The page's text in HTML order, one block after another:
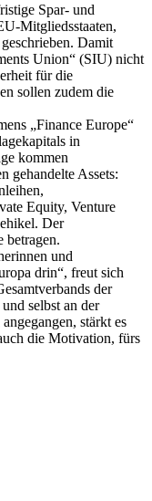
Spar- und
Mitgliedsstaaten,
Damit
Union“ (SIU) nicht
für die
sollen zudem die
„Finance Europe“
in
kommen
gehandelte Assets:
Equity, Venture
Der
betragen.
und
drin“, freut sich
der
selbst an der
stärkt es
die Motivation, fürs